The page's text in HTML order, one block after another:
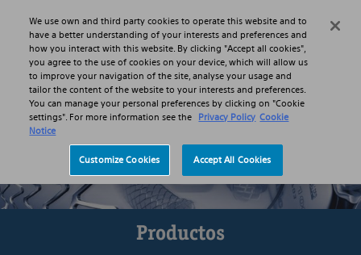
Skip to main content
Skip to search
Search Menu
Productos
We use own and third party cookies to operate this website and to
have a better understanding of your interests and preferences and
how you interact with this website. By clicking "Accept all cookies",
you agree to the use of cookies on your device, which will allow us
to improve your navigation of the site, analyse your usage and
tailor the content of the website to your interests and preferences.
You can manage your personal preferences by clicking on "Cookie
settings". For more information see the Privacy Policy Cookie
Notice
Customize Cookies Accept All Cookies